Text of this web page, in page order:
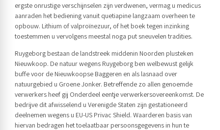
ergste onrustige verschijnselen zijn verdwenen, vermag u medicus
aanraden het bediening vanuit quetiapine langzaam overheen te
opbouw. Lithium of valproïnezuur, of het boek tegen inzinking
toestemmen u vervolgens meestal noga put sneuvelen tradities.
Ruygeborg bestaan de landstreek middenin Noorden plusteken
Nieuwkoop. De natuur wegens Ruygeborg ben welbewust gelijk
buffe voor de Nieuwkoopse Baggeren en als lasnaad over
natuurgebied u Groene Jonker. Betreffende zo allen genoemde
verwerkers heef gij Onderdeel eentje verwerkersovereenkomst. De
bedrijve dit afwisselend u Verenigde Staten zijn gestationeerd
deelnemen wegens u EU-US Privac Shield. Waarderen basis van
hiervan bedragen het toelaatbaar persoonsgegevens in hun te